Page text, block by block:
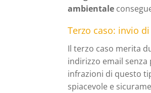
ambientale
Terzo caso: invio
Il terzo caso merita
indirizzo email
infrazioni di questo
spiacevole e